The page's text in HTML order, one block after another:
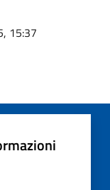
15:37